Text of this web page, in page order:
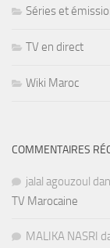
Séries et
TV en direct
Wiki Maroc
COMMENTAIRES
jalal agouzoul
TV Marocaine
MALIKA NASRI